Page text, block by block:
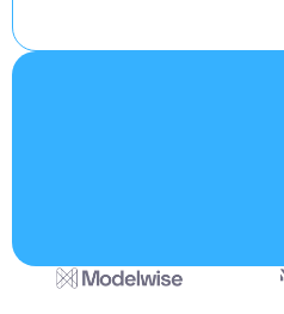
Rejoignez des milliers